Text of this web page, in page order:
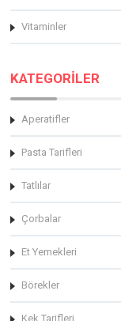
Vitaminler
KATEGORİLER
Aperatifler
Pasta Tarifleri
Tatlılar
Çorbalar
Et Yemekleri
Börekler
Kek Tarifleri